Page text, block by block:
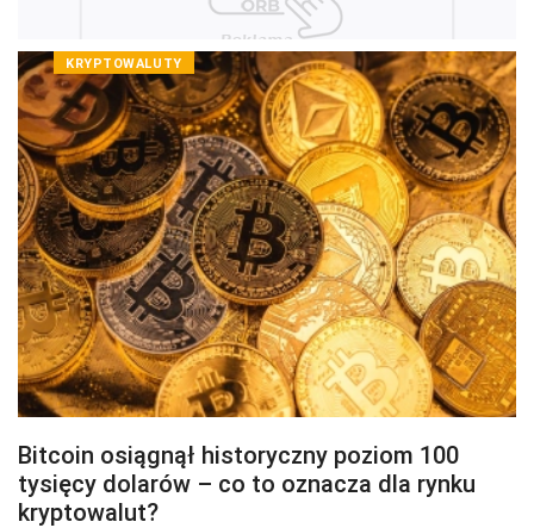
KRYPTOWALUTY
Bitcoin osiągnął historyczny poziom 100
tysięcy dolarów – co to oznacza dla rynku
kryptowalut?